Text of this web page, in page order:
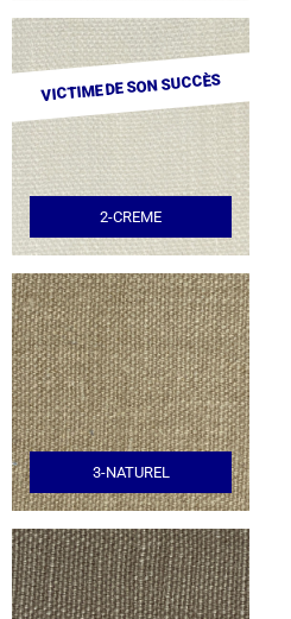
VICTIME DE SON SUCCÈS
2-CREME
3-NATUREL